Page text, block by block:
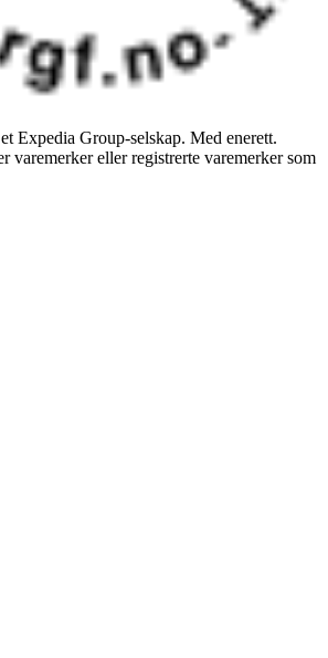
Expedia Group-selskap. Med enerett.
varemerker eller registrerte varemerker som